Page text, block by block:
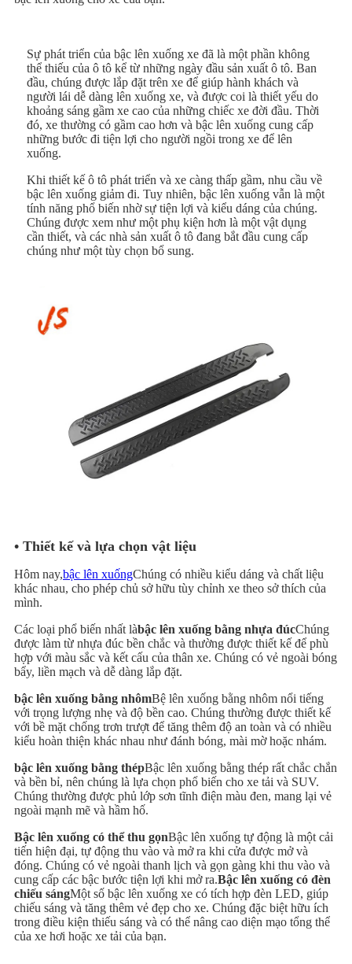
Sự phát triển của bậc lên xuống xe đã là một phần không
thể thiếu của ô tô kể từ những ngày đầu sản xuất ô tô. Ban
đầu, chúng được lắp đặt trên xe để giúp hành khách và
người lái dễ dàng lên xuống xe, và được coi là thiết yếu do
khoảng sáng gầm xe cao của những chiếc xe đời đầu. Thời
đó, xe thường có gầm cao hơn và bậc lên xuống cung cấp
những bước đi tiện lợi cho người ngồi trong xe để lên
xuống.
Khi thiết kế ô tô phát triển và xe càng thấp gầm, nhu cầu về
bậc lên xuống giảm đi. Tuy nhiên, bậc lên xuống vẫn là một
tính năng phổ biến nhờ sự tiện lợi và kiểu dáng của chúng.
Chúng được xem như một phụ kiện hơn là một vật dụng
cần thiết, và các nhà sản xuất ô tô đang bắt đầu cung cấp
chúng như một tùy chọn bổ sung.
• Thiết kế và lựa chọn vật liệu
Hôm nay,bậc lên xuốngChúng có nhiều kiểu dáng và chất liệu
khác nhau, cho phép chủ sở hữu tùy chỉnh xe theo sở thích của
mình.
Các loại phổ biến nhất làbậc lên xuống bằng nhựa đúcChúng
được làm từ nhựa đúc bền chắc và thường được thiết kế để phù
hợp với màu sắc và kết cấu của thân xe. Chúng có vẻ ngoài bóng
bẩy, liền mạch và dễ dàng lắp đặt.
bậc lên xuống bằng nhômBệ lên xuống bằng nhôm nổi tiếng
với trọng lượng nhẹ và độ bền cao. Chúng thường được thiết kế
với bề mặt chống trơn trượt để tăng thêm độ an toàn và có nhiều
kiểu hoàn thiện khác nhau như đánh bóng, mài mờ hoặc nhám.
bậc lên xuống bằng thépBậc lên xuống bằng thép rất chắc chắn
và bền bỉ, nên chúng là lựa chọn phổ biến cho xe tải và SUV.
Chúng thường được phủ lớp sơn tĩnh điện màu đen, mang lại vẻ
ngoài mạnh mẽ và hầm hố.
Bậc lên xuống có thể thu gọnBậc lên xuống tự động là một cải
tiến hiện đại, tự động thu vào và mở ra khi cửa được mở và
đóng. Chúng có vẻ ngoài thanh lịch và gọn gàng khi thu vào và
cung cấp các bậc bước tiện lợi khi mở ra.Bậc lên xuống có đèn
chiếu sángMột số bậc lên xuống xe có tích hợp đèn LED, giúp
chiếu sáng và tăng thêm vẻ đẹp cho xe. Chúng đặc biệt hữu ích
trong điều kiện thiếu sáng và có thể nâng cao diện mạo tổng thể
của xe hơi hoặc xe tải của bạn.